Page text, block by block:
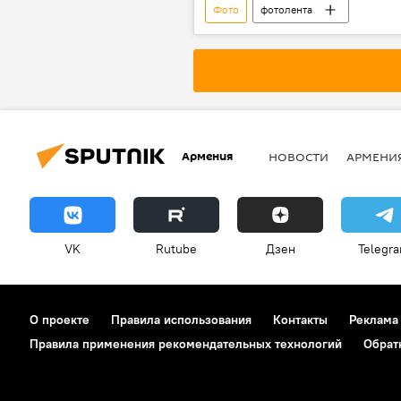
Фото фотолента
Армения НОВОСТИ
VK Rutube Дзен
О проекте Правила использования Контакты
Реклама
Правила применения рекомендательных технологий